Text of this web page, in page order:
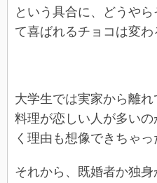
という具合に、どうや
て喜ばれるチョコは変わ
大学生では実家から離
料理が恋しい人が多い
く理由も想像できちゃっ
それから、既婚者か独